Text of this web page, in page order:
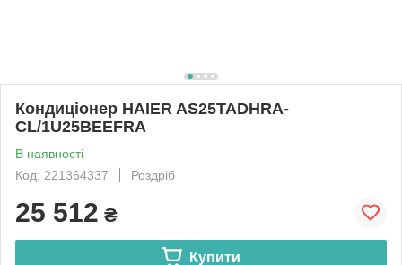
Кондиціонер HAIER AS25TADHRA-
CL/1U25BEEFRA
В наявності
Код: 221364337
Роздріб
25 512 ₴
Купити